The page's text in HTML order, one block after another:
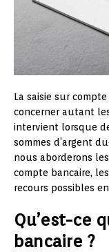
La saisie sur
concerner autant
intervient lorsque
sommes d’argent
nous aborderons
compte bancaire,
recours possibles
Qu’est-ce
bancaire ?